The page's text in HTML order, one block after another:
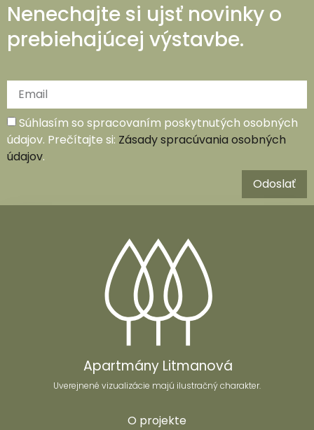
Nenechajte si ujsť novinky o
prebiehajúcej výstavbe.
Súhlasím so spracovaním poskytnutých osobných
údajov. Prečítajte si: Zásady spracúvania osobných
údajov.
Odoslať
Apartmány Litmanová
Uverejnené vizualizácie majú ilustračný charakter.
O projekte